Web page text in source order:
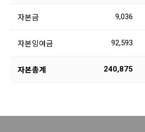
자본금 9,036
자본잉여금 92,593
자본총계 240,875